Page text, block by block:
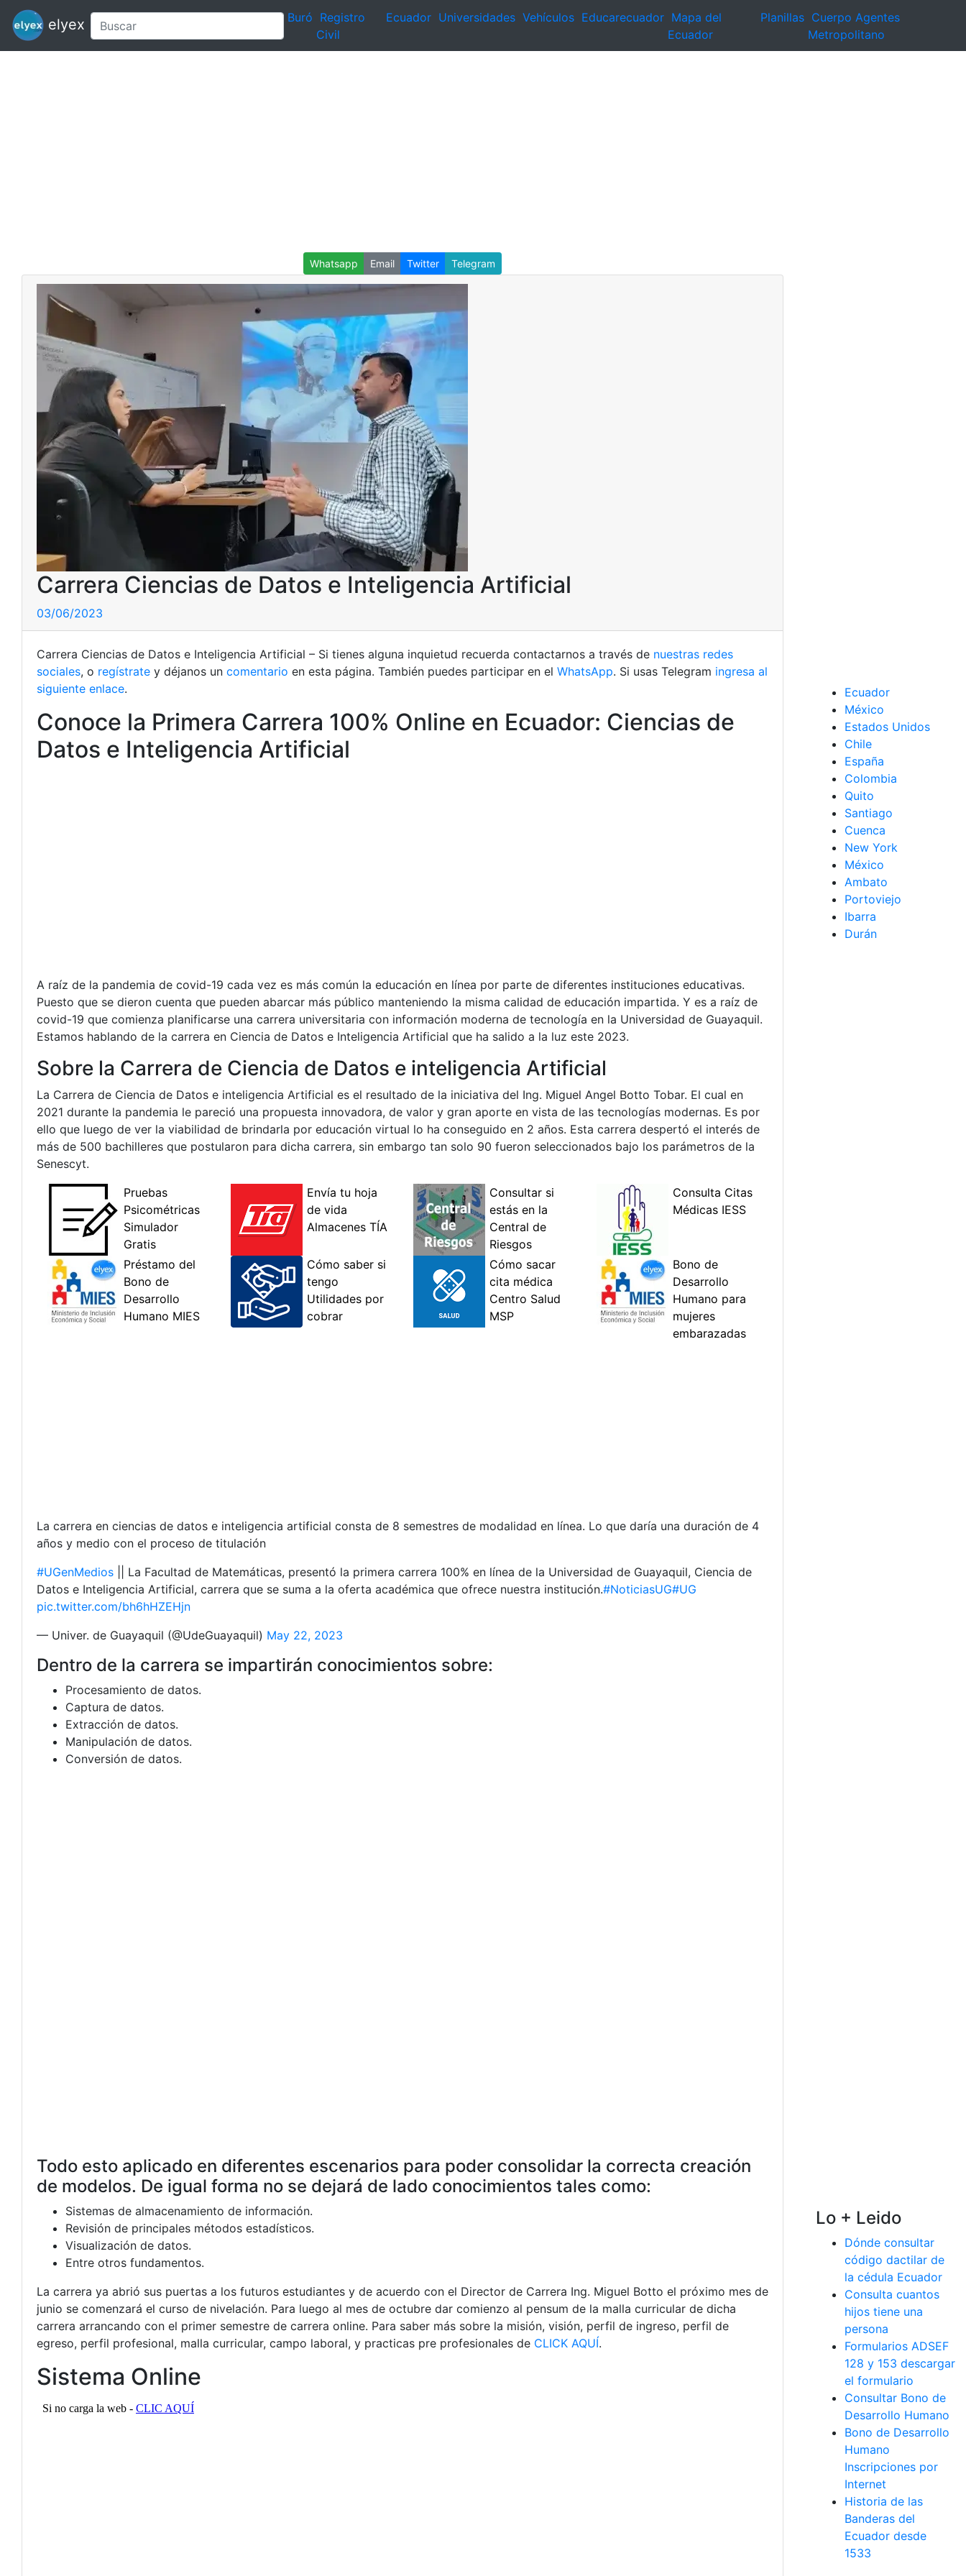
elyex Buró Registro
Civil
Ecuador Universidades Vehículos Educarecuador Mapa del
Ecuador
Planillas Cuerpo Agentes
Metropolitano
Whatsapp Email Twitter Telegram
Carrera Ciencias de Datos e Inteligencia Artificial
03/06/2023
Carrera Ciencias de Datos e Inteligencia Artificial – Si tienes alguna inquietud recuerda contactarnos a través de nuestras redes
sociales, o regístrate y déjanos un comentario en esta página. También puedes participar en el WhatsApp. Si usas Telegram ingresa al
siguiente enlace.
Conoce la Primera Carrera 100% Online en Ecuador: Ciencias de
Datos e Inteligencia Artificial
A raíz de la pandemia de covid-19 cada vez es más común la educación en línea por parte de diferentes instituciones educativas.
Puesto que se dieron cuenta que pueden abarcar más público manteniendo la misma calidad de educación impartida. Y es a raíz de
covid-19 que comienza planificarse una carrera universitaria con información moderna de tecnología en la Universidad de Guayaquil.
Estamos hablando de la carrera en Ciencia de Datos e Inteligencia Artificial que ha salido a la luz este 2023.
Sobre la Carrera de Ciencia de Datos e inteligencia Artificial
La Carrera de Ciencia de Datos e inteligencia Artificial es el resultado de la iniciativa del Ing. Miguel Angel Botto Tobar. El cual en
2021 durante la pandemia le pareció una propuesta innovadora, de valor y gran aporte en vista de las tecnologías modernas. Es por
ello que luego de ver la viabilidad de brindarla por educación virtual lo ha conseguido en 2 años. Esta carrera despertó el interés de
más de 500 bachilleres que postularon para dicha carrera, sin embargo tan solo 90 fueron seleccionados bajo los parámetros de la
Senescyt.
La carrera en ciencias de datos e inteligencia artificial consta de 8 semestres de modalidad en línea. Lo que daría una duración de 4
años y medio con el proceso de titulación
#UGenMedios || La Facultad de Matemáticas, presentó la primera carrera 100% en línea de la Universidad de Guayaquil, Ciencia de
Datos e Inteligencia Artificial, carrera que se suma a la oferta académica que ofrece nuestra institución.#NoticiasUG#UG
pic.twitter.com/bh6hHZEHjn
— Univer. de Guayaquil (@UdeGuayaquil) May 22, 2023
Dentro de la carrera se impartirán conocimientos sobre:
Procesamiento de datos.
Captura de datos.
Extracción de datos.
Manipulación de datos.
Conversión de datos.
Todo esto aplicado en diferentes escenarios para poder consolidar la correcta creación
de modelos. De igual forma no se dejará de lado conocimientos tales como:
Sistemas de almacenamiento de información.
Revisión de principales métodos estadísticos.
Visualización de datos.
Entre otros fundamentos.
La carrera ya abrió sus puertas a los futuros estudiantes y de acuerdo con el Director de Carrera Ing. Miguel Botto el próximo mes de
junio se comenzará el curso de nivelación. Para luego al mes de octubre dar comienzo al pensum de la malla curricular de dicha
carrera arrancando con el primer semestre de carrera online. Para saber más sobre la misión, visión, perfil de ingreso, perfil de
egreso, perfil profesional, malla curricular, campo laboral, y practicas pre profesionales de CLICK AQUÍ.
Sistema Online
Ecuador
México
Estados Unidos
Chile
España
Colombia
Quito
Santiago
Cuenca
New York
México
Ambato
Portoviejo
Ibarra
Durán
Lo + Leido
Dónde consultar
código dactilar de
la cédula Ecuador
Consulta cuantos
hijos tiene una
persona
Formularios ADSEF
128 y 153 descargar
el formulario
Consultar Bono de
Desarrollo Humano
Bono de Desarrollo
Humano
Inscripciones por
Internet
Historia de las
Banderas del
Ecuador desde
1533